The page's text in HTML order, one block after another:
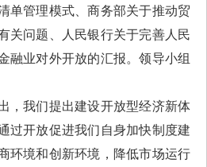
单管理模式、商务部关于推动贸
关问题、人民银行关于完善人民
融业对外开放的汇报。领导小组
我们提出建设开放型经济新体
过开放促进我们自身加快制度建
环境和创新环境，降低市场运行